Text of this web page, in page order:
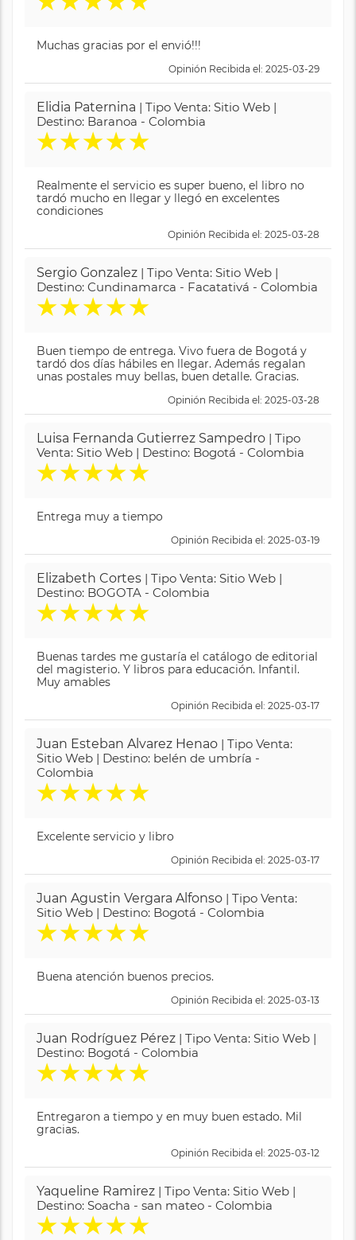
Muchas gracias por el envió!!!
Opinión Recibida el: 2025-03-29
Elidia Paternina | Tipo Venta: Sitio Web |
Destino: Baranoa - Colombia
★★★★★
Realmente el servicio es super bueno, el libro no
tardó mucho en llegar y llegó en excelentes
condiciones
Opinión Recibida el: 2025-03-28
Sergio Gonzalez | Tipo Venta: Sitio Web |
Destino: Cundinamarca - Facatativá - Colombia
★★★★★
Buen tiempo de entrega. Vivo fuera de Bogotá y
tardó dos días hábiles en llegar. Además regalan
unas postales muy bellas, buen detalle. Gracias.
Opinión Recibida el: 2025-03-28
Luisa Fernanda Gutierrez Sampedro | Tipo
Venta: Sitio Web | Destino: Bogotá - Colombia
★★★★★
Entrega muy a tiempo
Opinión Recibida el: 2025-03-19
Elizabeth Cortes | Tipo Venta: Sitio Web |
Destino: BOGOTA - Colombia
★★★★★
Buenas tardes me gustaría el catálogo de editorial
del magisterio. Y libros para educación. Infantil.
Muy amables
Opinión Recibida el: 2025-03-17
Juan Esteban Alvarez Henao | Tipo Venta:
Sitio Web | Destino: belén de umbría -
Colombia
★★★★★
Excelente servicio y libro
Opinión Recibida el: 2025-03-17
Juan Agustin Vergara Alfonso | Tipo Venta:
Sitio Web | Destino: Bogotá - Colombia
★★★★★
Buena atención buenos precios.
Opinión Recibida el: 2025-03-13
Juan Rodríguez Pérez | Tipo Venta: Sitio Web |
Destino: Bogotá - Colombia
★★★★★
Entregaron a tiempo y en muy buen estado. Mil
gracias.
Opinión Recibida el: 2025-03-12
Yaqueline Ramirez | Tipo Venta: Sitio Web |
Destino: Soacha - san mateo - Colombia
★★★★★